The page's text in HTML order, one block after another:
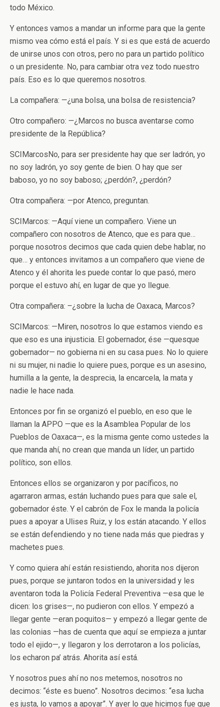
todo México.
Y entonces vamos a mandar un informe para que la gente
mismo vea cómo está el país. Y si es que está de acuerdo
de unirse unos con otros, pero no para un partido político
o un presidente. No, para cambiar otra vez todo nuestro
país. Eso es lo que queremos nosotros.
La compañera: —¿una bolsa, una bolsa de resistencia?
Otro compañero: —¿Marcos no busca aventarse como
presidente de la República?
SCIMarcosNo, para ser presidente hay que ser ladrón, yo
no soy ladrón, yo soy gente de bien. O hay que ser
baboso, yo no soy baboso; ¿perdón?, ¿perdón?
Otra compañera: —por Atenco, preguntan.
SCIMarcos: —Aquí viene un compañero. Viene un
compañero con nosotros de Atenco, que es para que…
porque nosotros decimos que cada quien debe hablar, no
que… y entonces invitamos a un compañero que viene de
Atenco y él ahorita les puede contar lo que pasó, mero
porque el estuvo ahí, en lugar de que yo llegue.
Otra compañera: –¿sobre la lucha de Oaxaca, Marcos?
SCIMarcos: —Miren, nosotros lo que estamos viendo es
que eso es una injusticia. El gobernador, ése —quesque
gobernador— no gobierna ni en su casa pues. No lo quiere
ni su mujer, ni nadie lo quiere pues, porque es un asesino,
humilla a la gente, la desprecia, la encarcela, la mata y
nadie le hace nada.
Entonces por fin se organizó el pueblo, en eso que le
llaman la APPO —que es la Asamblea Popular de los
Pueblos de Oaxaca—, es la misma gente como ustedes la
que manda ahí, no crean que manda un líder, un partido
político, son ellos.
Entonces ellos se organizaron y por pacíficos, no
agarraron armas, están luchando pues para que sale el,
gobernador éste. Y el cabrón de Fox le manda la policía
pues a apoyar a Ulises Ruiz, y los están atacando. Y ellos
se están defendiendo y no tiene nada más que piedras y
machetes pues.
Y como quiera ahí están resistiendo, ahorita nos dijeron
pues, porque se juntaron todos en la universidad y les
aventaron toda la Policía Federal Preventiva —esa que le
dicen: los grises—, no pudieron con ellos. Y empezó a
llegar gente —eran poquitos— y empezó a llegar gente de
las colonias —has de cuenta que aquí se empieza a juntar
todo el ejido—, y llegaron y los derrotaron a los policías,
los echaron pa’ atrás. Ahorita así está.
Y nosotros pues ahí no nos metemos, nosotros no
decimos: “éste es bueno”. Nosotros decimos: “esa lucha
es justa, lo vamos a apoyar”. Y ayer lo que hicimos fue que